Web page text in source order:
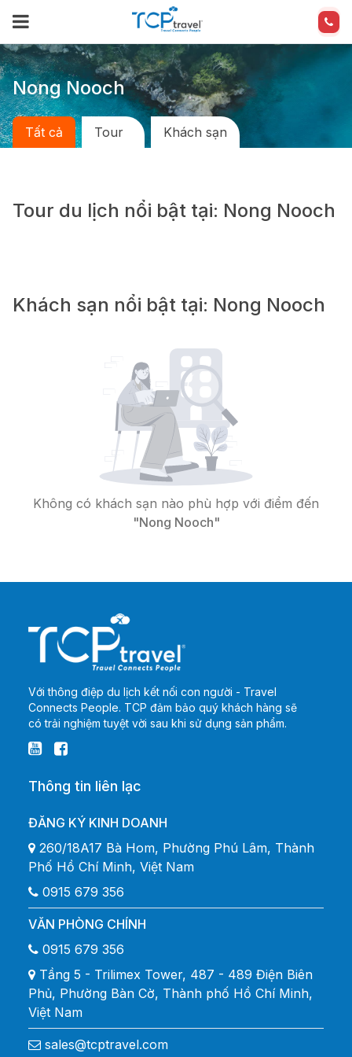
Nong Nooch
Tất cả Tour Khách sạn
Tour du lịch nổi bật tại: Nong Nooch
Khách sạn nổi bật tại: Nong Nooch
Không có khách sạn nào phù hợp với điểm đến
"Nong Nooch"
Với thông điệp du lịch kết nối con người - Travel
Connects People. TCP đảm bảo quý khách hàng sẽ
có trải nghiệm tuyệt vời sau khi sử dụng sản phẩm.
Thông tin liên lạc
ĐĂNG KÝ KINH DOANH
260/18A17 Bà Hom, Phường Phú Lâm, Thành
Phố Hồ Chí Minh, Việt Nam
0915 679 356
VĂN PHÒNG CHÍNH
0915 679 356
Tầng 5 - Trilimex Tower, 487 - 489 Điện Biên
Phủ, Phường Bàn Cờ, Thành phố Hồ Chí Minh,
Việt Nam
sales@tcptravel.com